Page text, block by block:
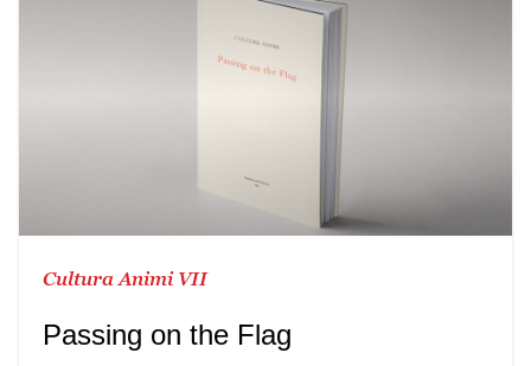
Cultura Animi VII
Passing on the Flag